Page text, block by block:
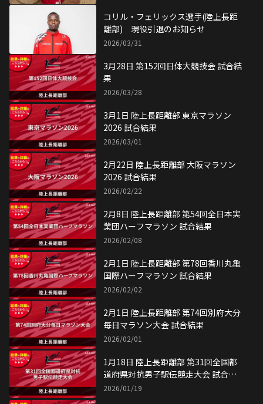
コリル・フェリックス選手(陸上長距
離部) 現役引退のお知らせ
2026/03/31
3月28日 第152回日体大競技会 試合結
果
2026/03/28
3月1日 陸上長距離部 東京マラソン
2026 試合結果
2026/03/01
2月22日 陸上長距離部 大阪マラソン
2026 試合結果
2026/02/22
2月8日 陸上長距離部 第54回全日本実
業団ハーフマラソン 試合結果
2026/02/08
2月1日 陸上長距離部 第78回香川丸亀
国際ハーフマラソン 試合結果
2026/02/02
2月1日 陸上長距離部 第74回別府大分
毎日マラソン大会 試合結果
2026/02/01
1月18日 陸上長距離部 第31回全国都
道府県対抗男子駅伝競走大会 試合結
果
2026/01/19